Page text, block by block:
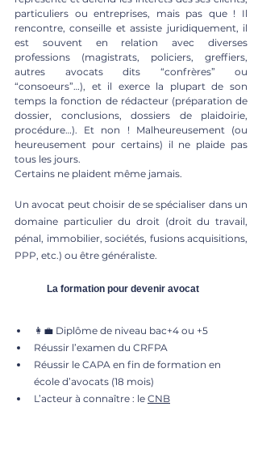
particuliers ou entreprises, mais pas que ! Il
rencontre, conseille et assiste juridiquement, il
est souvent en relation avec diverses
professions (magistrats, policiers, greffiers,
autres avocats dits “confrères” ou
“consoeurs”…), et il exerce la plupart de son
temps la fonction de rédacteur (préparation de
dossier, conclusions, dossiers de plaidoirie,
procédure…). Et non ! Malheureusement (ou
heureusement pour certains) il ne plaide pas
tous les jours.
Certains ne plaident même jamais.
Un avocat peut choisir de se spécialiser dans un
domaine particulier du droit (droit du travail,
pénal, immobilier, sociétés, fusions acquisitions,
PPP, etc.) ou être généraliste.
	La formation pour devenir avocat
👩‍💼 Diplôme de niveau bac+4 ou +5
Réussir l’examen du CRFPA
Réussir le CAPA en fin de formation en
école d’avocats (18 mois)
L’acteur à connaître : le CNB